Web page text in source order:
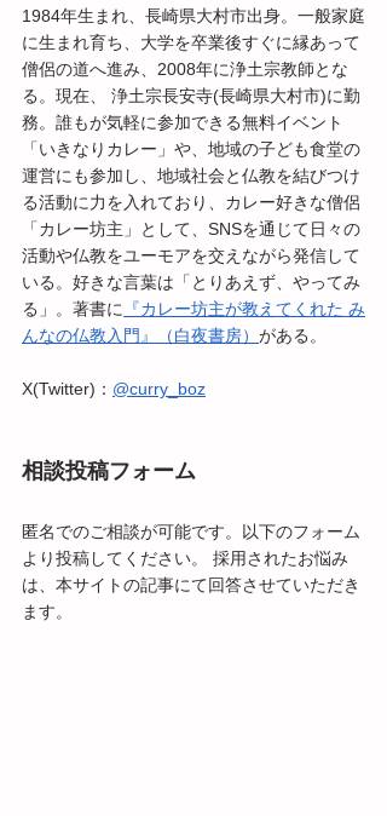
1984年生まれ、長崎県大村市出身。一般家庭
に生まれ育ち、大学を卒業後すぐに縁あって
僧侶の道へ進み、2008年に浄土宗教師とな
る。現在、 浄土宗長安寺(長崎県大村市)に勤
務。誰もが気軽に参加できる無料イベント
「いきなりカレー」や、地域の子ども食堂の
運営にも参加し、地域社会と仏教を結びつけ
る活動に力を入れており、カレー好きな僧侶
「カレー坊主」として、SNSを通じて日々の
活動や仏教をユーモアを交えながら発信して
いる。好きな言葉は「とりあえず、やってみ
る」。著書に
『カレー坊主が教えてくれた み
んなの仏教入門』（白夜書房） がある。
X(Twitter)： @curry_boz
相談投稿フォーム
匿名でのご相談が可能です。以下のフォーム
より投稿してください。 採用されたお悩み
は、本サイトの記事にて回答させていただき
ます。